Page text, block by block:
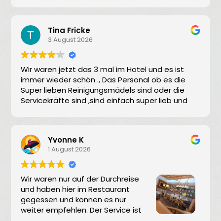
מהמם מהמרפסת. מלון מושלם! מומלץ מאוד!!תודה לצוות על
חופשה נפלאה.
Tina Fricke
3 August 2026
Wir waren jetzt das 3 mal im Hotel und es ist
immer wieder schön ., Das Personal ob es die
Super lieben Reinigungsmädels sind oder die
Servicekräfte sind ,sind einfach super lieb und
Yvonne K
1 August 2026
Wir waren nur auf der Durchreise
und haben hier im Restaurant
gegessen und können es nur
weiter empfehlen. Der Service ist